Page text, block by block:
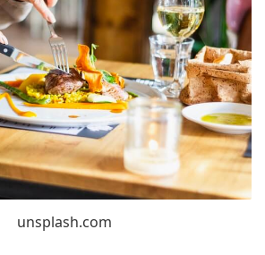
unsplash.com